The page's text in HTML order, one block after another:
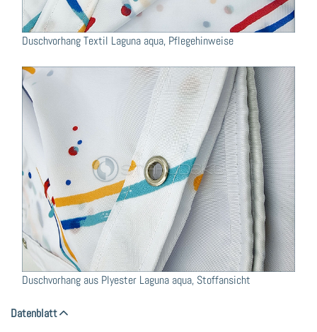
Duschvorhang Textil Laguna aqua, Pflegehinweise
Duschvorhang aus Plyester Laguna aqua, Stoffansicht
Datenblatt